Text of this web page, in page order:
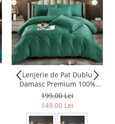
Lenjerie de Pat Dublu
Damasc Premium 100%
Bumbac, Cu Elastic, 6 Piese
199,00 Lei
149,00 Lei